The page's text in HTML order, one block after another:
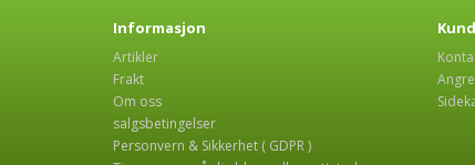
Informasjon
Artikler
Frakt
Om oss
salgsbetingelser
Personvern & Sikkerhet ( GDPR )